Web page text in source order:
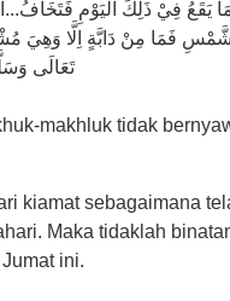
لِمَا يَقَعُ فِيْ ذَلِكَ الْيَوْمِ
فَمَا مِنْ دَابَّةٍ اِلَّا وَهِيَ
تَعَالَى وَسَلَّمْنَ عَلَى بَعْضِهِنَّ وَقُلْنَ يَوْمٌ صَالِحٌ حَيْثُ لَمْ تَقُمْ فِيْهَا السَّاعَةُ
makhluk tidak
kiamat sebagaimana
Maka tidaklah
ini.